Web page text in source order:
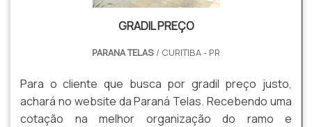
GRADIL PREÇO
PARANA TELAS / CURITIBA - PR
Para o cliente que busca por gradil preço justo,
achará no website da Paraná Telas. Recebendo uma
cotação na melhor organização do ramo e